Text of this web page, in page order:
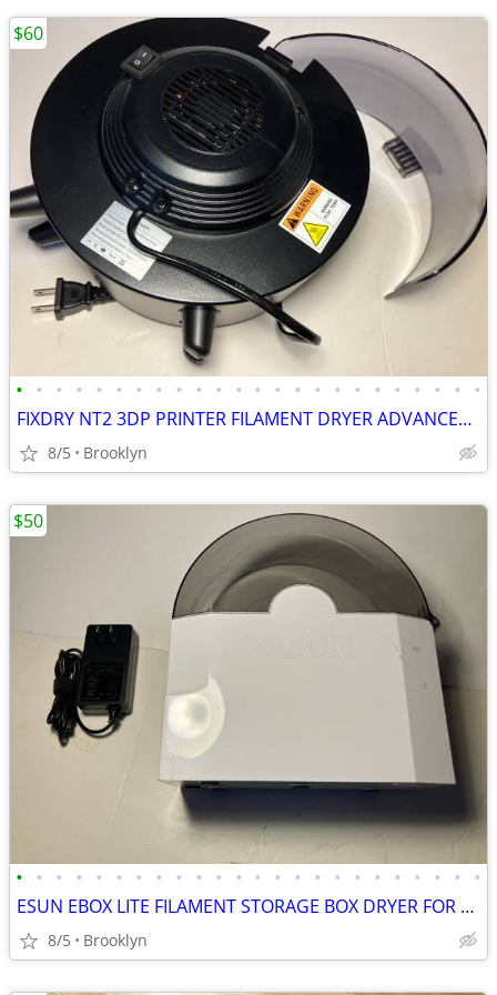
• • • • • • • • • • • • • • • • • • • • • • • •
FIXDRY NT2 3DP PRINTER FILAMENT DRYER ADVANCED MOISTURE CONTROL SYSTEM
8/5 Brooklyn
$60
• • • • • • • • • • • • • • • • • • • • • • • •
ESUN EBOX LITE FILAMENT STORAGE BOX DRYER FOR 3D PRINTING MATERIAL PRO
8/5 Brooklyn
$50